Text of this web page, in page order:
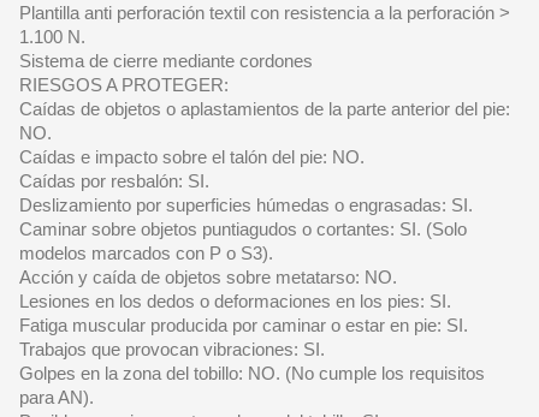
Plantilla anti perforación textil con resistencia a la perforación >
1.100 N.
Sistema de cierre mediante cordones
RIESGOS A PROTEGER:
Caídas de objetos o aplastamientos de la parte anterior del pie:
NO.
Caídas e impacto sobre el talón del pie: NO.
Caídas por resbalón: SI.
Deslizamiento por superficies húmedas o engrasadas: SI.
Caminar sobre objetos puntiagudos o cortantes: SI. (Solo
modelos marcados con P o S3).
Acción y caída de objetos sobre metatarso: NO.
Lesiones en los dedos o deformaciones en los pies: SI.
Fatiga muscular producida por caminar o estar en pie: SI.
Trabajos que provocan vibraciones: SI.
Golpes en la zona del tobillo: NO. (No cumple los requisitos
para AN).